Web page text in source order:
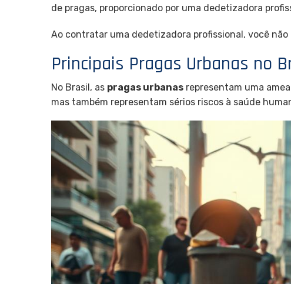
de pragas, proporcionado por uma dedetizadora
Ao contratar uma dedetizadora profissional, você
Principais Pragas Urbanas no
No Brasil, as pragas urbanas representam uma
mas também representam sérios riscos à saúde